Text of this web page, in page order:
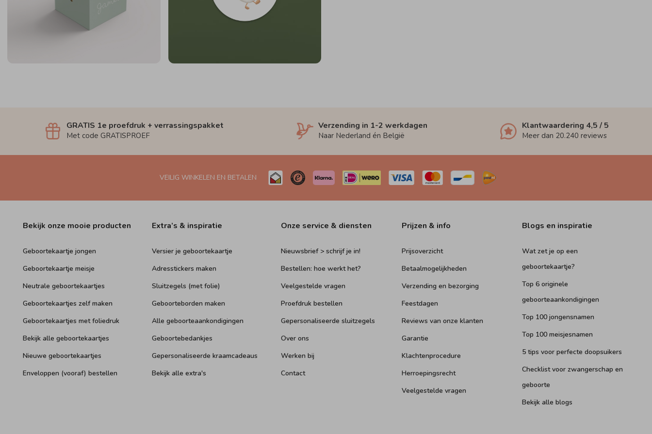
GRATIS 1e proefdruk + verrassingspakket
Met code GRATISPROEF
Verzending in 1-2 werkdagen
Naar Nederland én België
Klantwaardering 4,5 / 5
Meer dan 20.240 reviews
VEILIG WINKELEN EN BETALEN
Bekijk onze mooie producten
Geboortekaartje jongen
Geboortekaartje meisje
Neutrale geboortekaartjes
Geboortekaartjes zelf maken
Geboortekaartjes met foliedruk
Bekijk alle geboortekaartjes
Nieuwe geboortekaartjes
Enveloppen (vooraf) bestellen
Extra’s & inspiratie
Versier je geboortekaartje
Adresstickers maken
Sluitzegels (met folie)
Geboorteborden maken
Alle geboorteaankondigingen
Geboortebedankjes
Gepersonaliseerde kraamcadeaus
Bekijk alle extra's
Onze service & diensten
Nieuwsbrief > schrijf je in!
Bestellen: hoe werkt het?
Veelgestelde vragen
Proefdruk bestellen
Gepersonaliseerde sluitzegels
Over ons
Werken bij
Contact
Prijzen & info
Prijsoverzicht
Betaalmogelijkheden
Verzending en bezorging
Feestdagen
Reviews van onze klanten
Garantie
Klachtenprocedure
Herroepingsrecht
Veelgestelde vragen
Blogs en inspiratie
Wat zet je op een
geboortekaartje?
Top 6 originele
geboorteaankondigingen
Top 100 jongensnamen
Top 100 meisjesnamen
5 tips voor perfecte doopsuikers
Checklist voor zwangerschap en
geboorte
Bekijk alle blogs